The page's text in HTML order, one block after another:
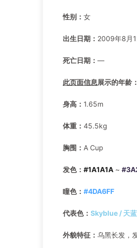
性别： 女
出生日期： 2009年8月
死亡日期： —
此页面信息展示的年龄：
身高： 1.65m
体重： 45.5kg
胸围： A Cup
发色： #1A1A1A ~
瞳色： #4DA6FF
代表色： Skyblue / 天
外貌特征： 乌黑长发，